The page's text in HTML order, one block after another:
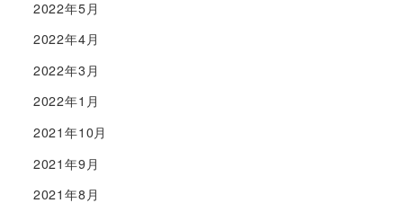
2022年5月
2022年4月
2022年3月
2022年1月
2021年10月
2021年9月
2021年8月